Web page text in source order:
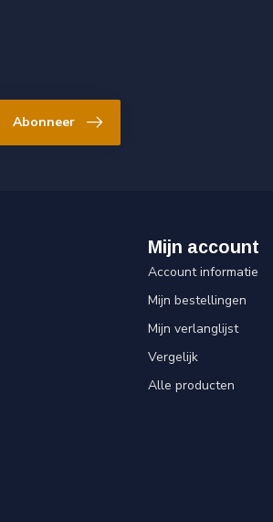
Abonneer
Mijn account
Account informatie
Mijn bestellingen
Mijn verlanglijst
Vergelijk
Alle producten